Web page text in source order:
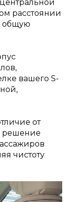
расстоянии
общую
вашего S-
от
решение
чистоту